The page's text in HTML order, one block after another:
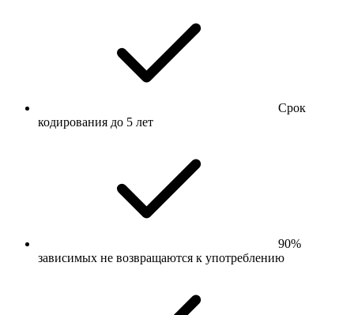
Срок
кодирования до 5 лет
90%
зависимых не возвращаются к употреблению